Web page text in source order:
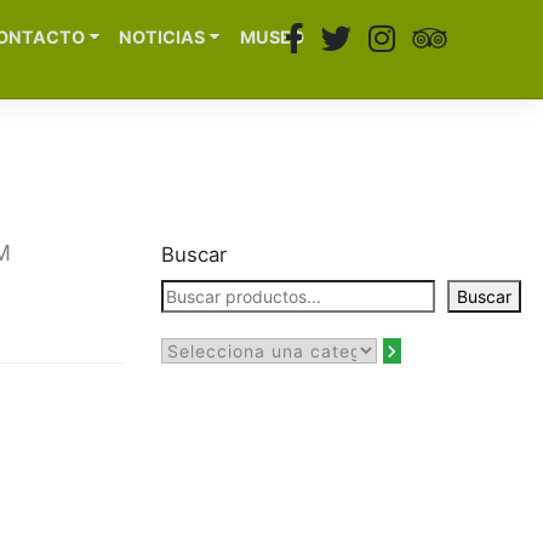
NOTICIAS MUSEO
Buscar
Buscar